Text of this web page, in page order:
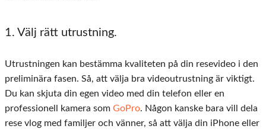
1. Välj rätt utrustning.
Utrustningen kan bestämma kvaliteten på din resevideo i den
preliminära fasen. Så, att välja bra videoutrustning är viktigt.
Du kan skjuta din egen video med din telefon eller en
professionell kamera som GoPro. Någon kanske bara vill dela
rese vlog med familjer och vänner, så att välja din iPhone eller